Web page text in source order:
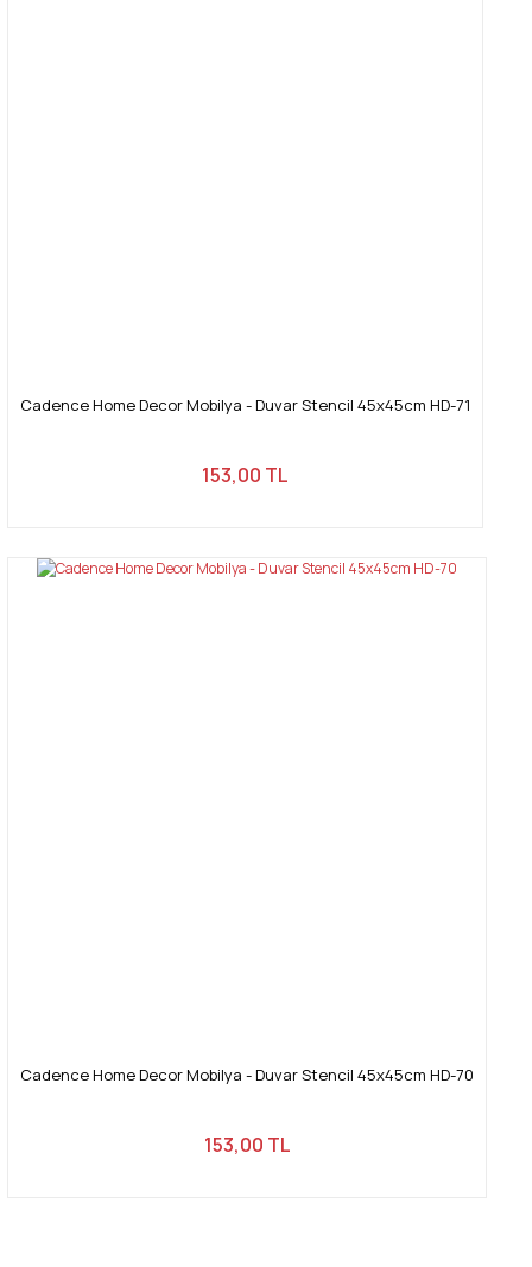
Cadence Home Decor Mobilya - Duvar Stencil 45x45cm HD-71
153,00 TL
Cadence Home Decor Mobilya - Duvar Stencil 45x45cm HD-70
153,00 TL